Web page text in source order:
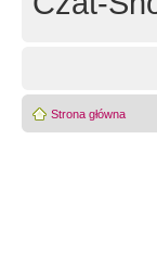
Strona główna